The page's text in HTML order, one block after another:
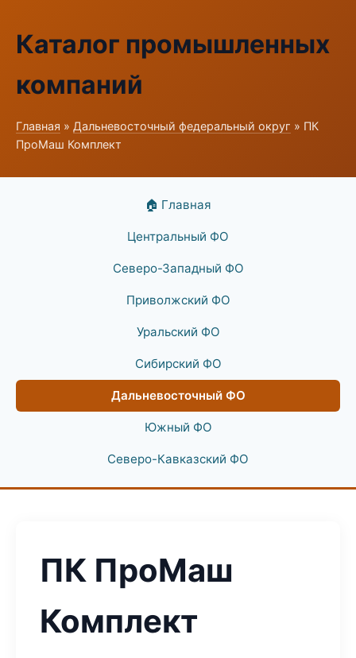
Каталог промышленных
компаний
Главная » Дальневосточный федеральный округ » ПК
ПроМаш Комплект
🏠 Главная
Центральный ФО
Северо-Западный ФО
Приволжский ФО
Уральский ФО
Сибирский ФО
Дальневосточный ФО
Южный ФО
Северо-Кавказский ФО
ПК ПроМаш
Комплект